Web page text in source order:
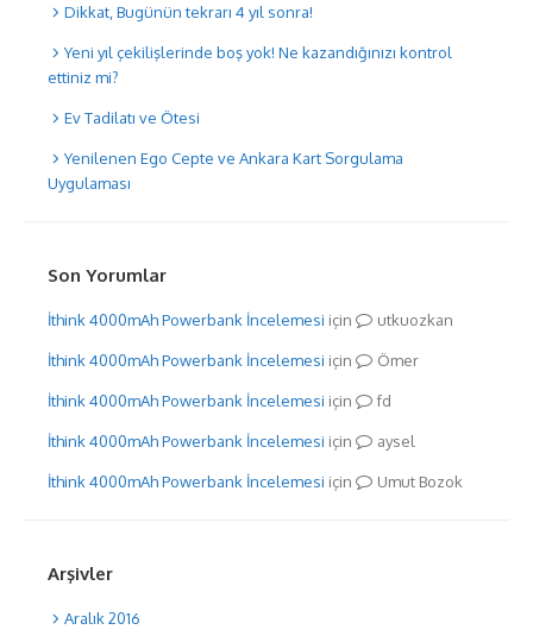
Dikkat, Bugünün tekrarı 4 yıl sonra!
Yeni yıl çekilişlerinde boş yok! Ne kazandığınızı kontrol
ettiniz mi?
Ev Tadilatı ve Ötesi
Yenilenen Ego Cepte ve Ankara Kart Sorgulama
Uygulaması
Son Yorumlar
İthink 4000mAh Powerbank İncelemesi için utkuozkan
İthink 4000mAh Powerbank İncelemesi için Ömer
İthink 4000mAh Powerbank İncelemesi için fd
İthink 4000mAh Powerbank İncelemesi için aysel
İthink 4000mAh Powerbank İncelemesi için Umut Bozok
Arşivler
Aralık 2016